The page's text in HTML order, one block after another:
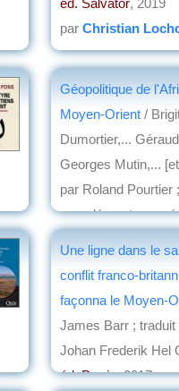
éd. Salvator, 2019
par Christian
Géopolitique de
Moyen-Orient /
Dumortier,...
Georges Mutin,...
par Roland Pourtier
compléments
Une ligne dans le
conflit franco-
façonna le Moyen-
James Barr ; traduit
Johan Frederik Hel
éd. Perrin, 2017